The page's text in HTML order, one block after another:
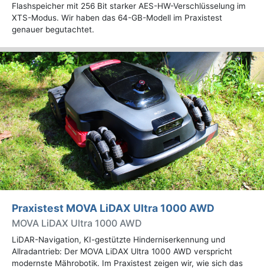
Flashspeicher mit 256 Bit starker AES-HW-Verschlüsselung im
XTS-Modus. Wir haben das 64-GB-Modell im Praxistest
genauer begutachtet.
Praxistest MOVA LiDAX Ultra 1000 AWD
MOVA LiDAX Ultra 1000 AWD
LiDAR-Navigation, KI-gestützte Hinderniserkennung und
Allradantrieb: Der MOVA LiDAX Ultra 1000 AWD verspricht
modernste Mährobotik. Im Praxistest zeigen wir, wie sich das